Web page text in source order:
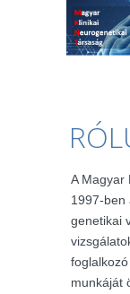
A Magyar
1997-ben
genetikai
munkáját